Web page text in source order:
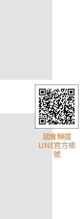
國會頻道
LINE官方帳
號